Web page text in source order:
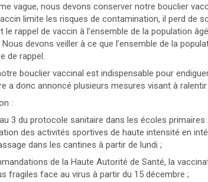
vague, nous devons conserver notre bouclier
limite les risques de contamination, il perd de
le rappel de vaccin à l’ensemble de la population
devons veiller à ce que l’ensemble de la
de rappel.
bouclier vaccinal est indispensable pour
a donc annoncé plusieurs mesures visant à
:
3 du protocole sanitaire dans les écoles
des activités sportives de haute intensité en
dans les cantines à partir de lundi ;
de la Haute Autorité de Santé, la
fragiles face au virus à partir du 15 décembre ;